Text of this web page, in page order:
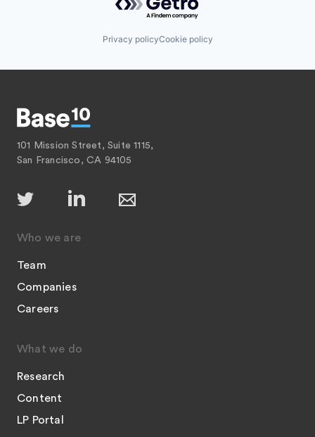
Privacy policyCookie policy
101 Mission Street, Suite 1115,
San Francisco, CA 94105
Who we are
Team
Companies
Careers
What we do
Research
Content
LP Portal